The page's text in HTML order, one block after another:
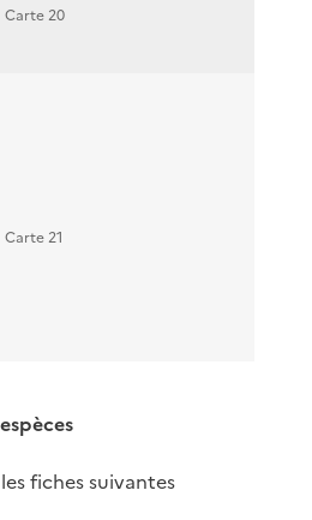
Carte 20
fiches suivantes